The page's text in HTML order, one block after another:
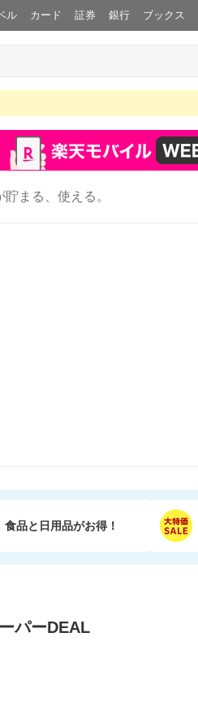
ル カード 証券 銀行 ブックス
まる、使える。
食品と日用品がお得！
パーDEAL